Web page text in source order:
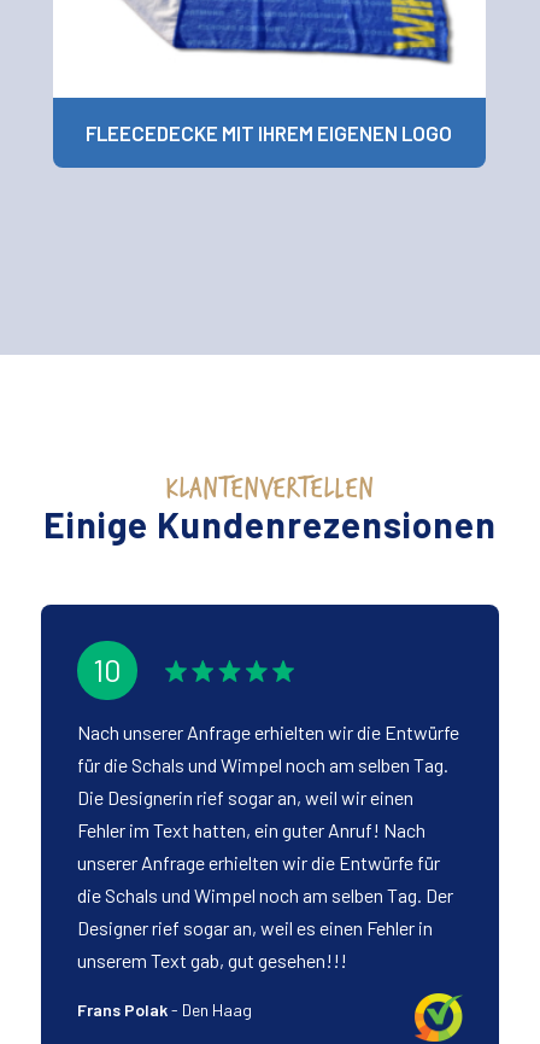
FLEECEDECKE MIT IHREM EIGENEN LOGO
KLANTENVERTELLEN
Einige Kundenrezensionen
10
Nach unserer Anfrage erhielten wir die Entwürfe
für die Schals und Wimpel noch am selben Tag.
Die Designerin rief sogar an, weil wir einen
Fehler im Text hatten, ein guter Anruf! Nach
unserer Anfrage erhielten wir die Entwürfe für
die Schals und Wimpel noch am selben Tag. Der
Designer rief sogar an, weil es einen Fehler in
unserem Text gab, gut gesehen!!!
Frans Polak- Den Haag